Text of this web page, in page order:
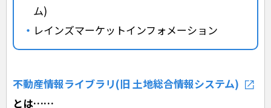
ム)
レインズマーケットインフォメーション
不動産情報ライブラリ(旧 土地総合情報システム)
とは……